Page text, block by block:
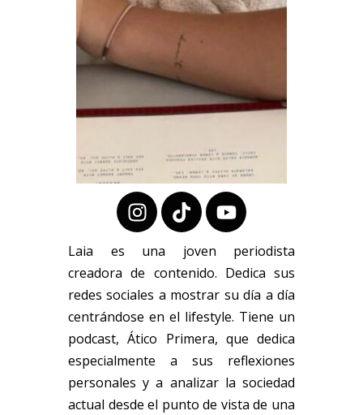
Laia es una joven periodista
creadora de contenido. Dedica sus
redes sociales a mostrar su día a día
centrándose en el lifestyle. Tiene un
podcast, Ático Primera, que dedica
especialmente a sus reflexiones
personales y a analizar la sociedad
actual desde el punto de vista de una